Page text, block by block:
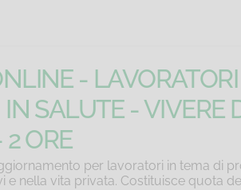
-
SALUTE - VIVERE
ORE
per lavoratori in tema di
e nella vita privata. Costituisce quota